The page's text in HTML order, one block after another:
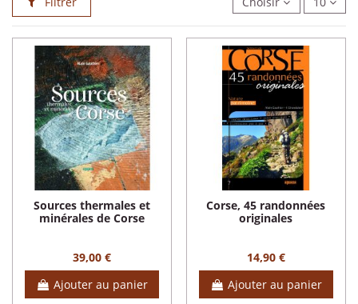
Sources thermales et
minérales de Corse
39,00 €
Ajouter au panier
Corse, 45 randonnées
originales
14,90 €
Ajouter au panier